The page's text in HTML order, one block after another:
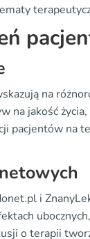
na
na jakość
pacjentów na
i
o terapii